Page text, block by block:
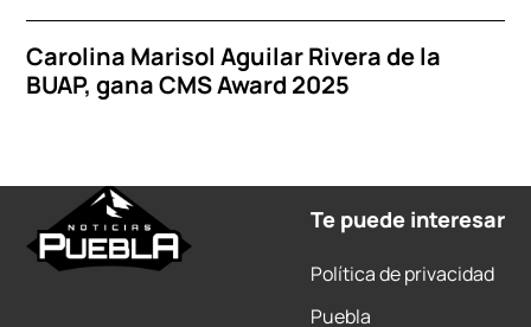
Carolina Marisol Aguilar Rivera de la
BUAP, gana CMS Award 2025
Te puede interesar
Política de privacidad
Puebla